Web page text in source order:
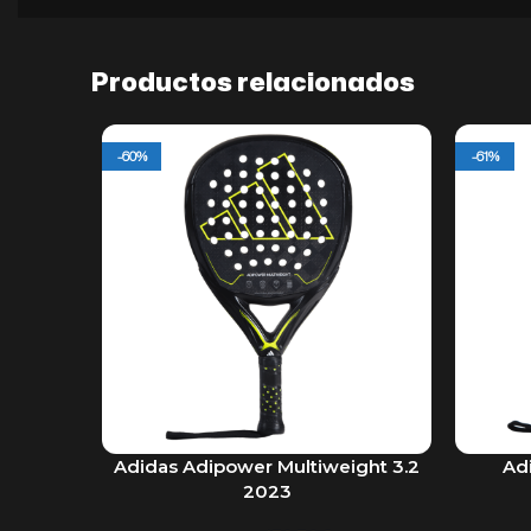
Productos relacionados
-60%
AÑADIR AL CARRITO
Adidas Adipower Multiweight 3.2
2023
-61%
AÑADIR